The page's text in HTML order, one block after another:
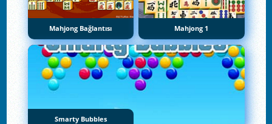
Mahjong Bağlantısı Mahjong 1
Smarty Bubbles